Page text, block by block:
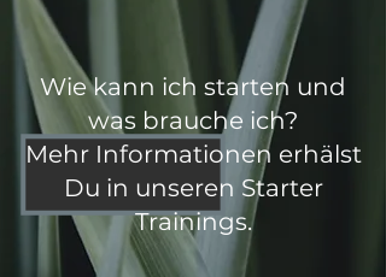
Wie kann ich starten und
was brauche ich?
Mehr Informationen erhälst
Du in unseren Starter
Trainings.